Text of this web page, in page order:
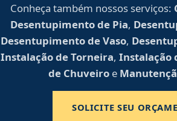
Conheça também nossos serviços:
Desentupimento de Pia,
Desentupimento de Vaso,
Instalação de Torneira, Instalação
de Chuveiro e
SOLICITE SEU